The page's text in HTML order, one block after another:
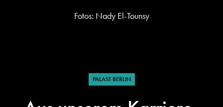
Fotos: Nady El-Tounsy
PALAST BERLIN